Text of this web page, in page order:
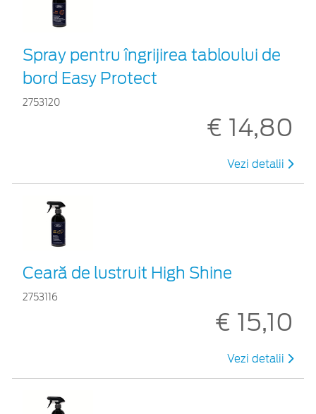
Spray pentru îngrijirea tabloului de
bord Easy Protect
2753120
€ 14,80
Vezi detalii
Ceară de lustruit High Shine
2753116
€ 15,10
Vezi detalii